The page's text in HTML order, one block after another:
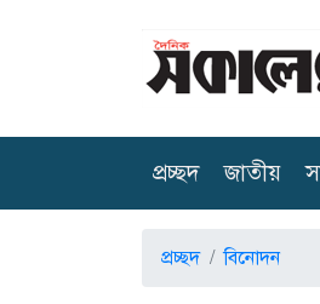
প্রচ্ছদ(current)
জাতীয়
প্রচ্ছদ বিনোদন